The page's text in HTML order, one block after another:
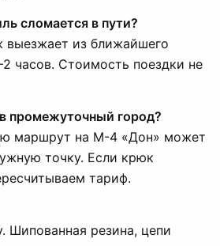
сломается в пути?
из ближайшего
часов. Стоимость поездки не
промежуточный город?
маршрут на М-4 «Дон» может
точку. Если крюк
тариф.
Шипованная резина, цепи